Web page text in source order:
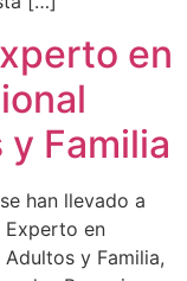
en
Familia
han llevado a
en
y Familia,